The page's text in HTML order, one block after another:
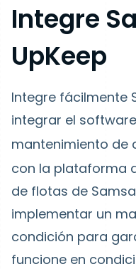
Integre
UpKeep
Integre fácilmente
integrar el
mantenimiento de
con la plataforma
de flotas de
implementar un
condición para
funcione en